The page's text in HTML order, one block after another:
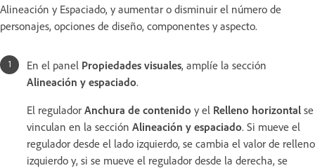
Alineación y Espaciado, y aumentar o disminuir el número de
personajes, opciones de diseño, componentes y aspecto.
En el panel Propiedades visuales, amplíe la sección
Alineación y espaciado.
El regulador Anchura de contenido y el Relleno horizontal se
vinculan en la sección Alineación y espaciado. Si mueve el
regulador desde el lado izquierdo, se cambia el valor de relleno
izquierdo y, si se mueve el regulador desde la derecha, se